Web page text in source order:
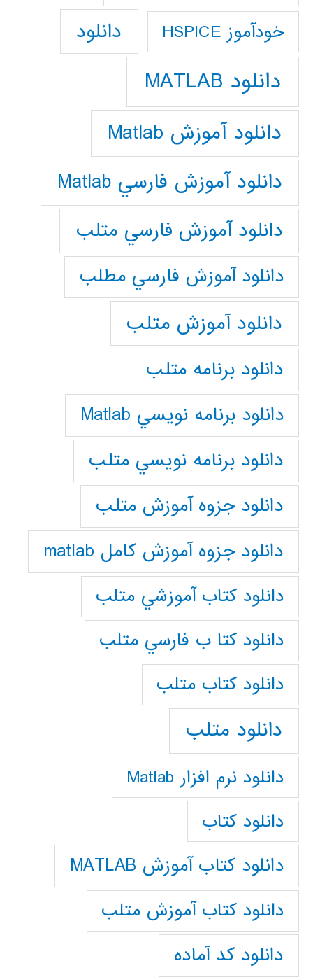
خودآموز HSPICE دانلود
دانلود MATLAB
دانلود آموزش Matlab
دانلود آموزش فارسي Matlab
دانلود آموزش فارسي متلب
دانلود آموزش فارسي مطلب
دانلود آموزش متلب
دانلود برنامه متلب
دانلود برنامه نويسي Matlab
دانلود برنامه نويسي متلب
دانلود جزوه آموزش متلب
دانلود جزوه آموزش کامل matlab
دانلود كتاب آموزشي متلب
دانلود كتا ب فارسي متلب
دانلود كتاب متلب
دانلود متلب
دانلود نرم افزار Matlab
دانلود کتاب
دانلود کتاب آموزش MATLAB
دانلود کتاب آموزش متلب
دانلود کد آماده